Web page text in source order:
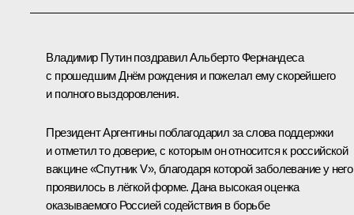
Владимир Путин поздравил Альберто Фернандеса
с прошедшим Днём рождения и пожелал ему скорейшего
и полного выздоровления.
Президент Аргентины поблагодарил за слова поддержки
и отметил то доверие, с которым он относится к российской
вакцине «Спутник V», благодаря которой заболевание у него
проявилось в лёгкой форме. Дана высокая оценка
оказываемого Россией содействия в борьбе